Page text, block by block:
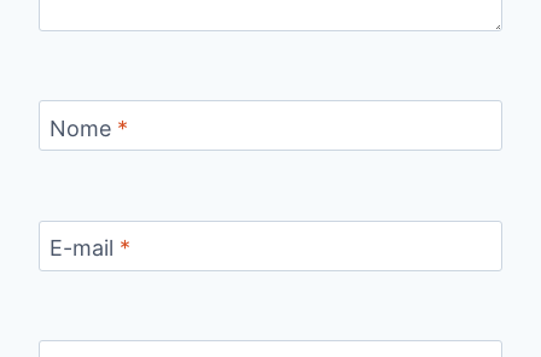
Nome *
E-mail *